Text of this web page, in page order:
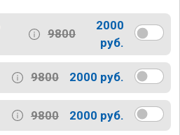
9800
2000
руб.
9800 2000 руб.
9800 2000 руб.